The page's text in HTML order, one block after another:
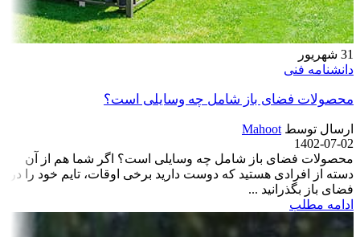
31 شهریور
دانشنامه فنی
محصولات فضای باز شامل چه وسایلی است؟
ارسال توسط Mahoot
1402-07-02
محصولات فضای باز شامل چه وسایلی است؟ اگر شما هم از آن
دسته از افرادی هستید که دوست دارید برخی اوقات، تایم خود را در
فضای باز بگذرانید ...
ادامه مطلب